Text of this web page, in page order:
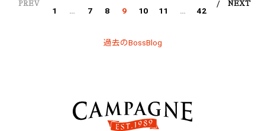
PREV
1 … 7 8 9 10 11 … 42
NEXT
過去のBossBlog